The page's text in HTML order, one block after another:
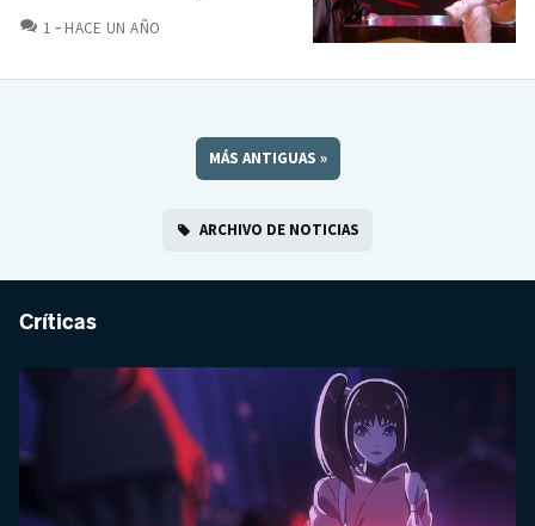
1 COMENTARIOS
HACE UN AÑO
MÁS ANTIGUAS »
ARCHIVO DE NOTICIAS
Críticas